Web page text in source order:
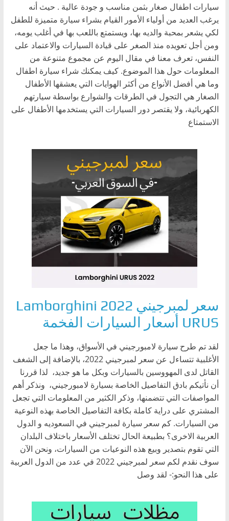
سيارات اطفال صغار بثمن مناسب و جودة عالية . حيث أنه
يرغب العديد من أولياء الأمور القيام بشراء سيارة متميزة للطفل
لكي يشعر بمحبة والديه بها، ويستمتع باللعب بها في أغلب يومه،
ومن أجل تعويده منذ الصغر على قيادة السيارات والاعتماد على
النفس، تعرف معنا في مقال اليوم عن مجموع متنوعة من
المعلومات حول هذا الموضوع. كيف يمكنك شراء سيارة اطفال
وما هي أفضل الأنواع من أكثر الهوايات التي يعشقها الأطفال
الصغار هي التجول في الطرقات والشوارع بواسطة سيارتهم
الكهربائية، ولا يقتصر دور السيارات التي يستخدمها الأطفال على
الاستمتاع
سعر لمبرجيني 2022 Lamborghini
URUS ‏أسعار السيارات الفخمة
لقد تم طرح سيارة لامبورجيني في الأسواق، وهذا ما جعل
الأغلبية تتساءل عن سعر لمبرجيني 2022، بالإضافة إلى الشغف
القاتل لدى المهووسين بالسيارات وبكل ما هو جديد، لذا قررنا
أن نأتيكم بادق التفاصيل الخاصة بسيارة لامبورجيني، ونذكر أهم
المواصفات التي تتضمنها، وذكر الكثير من المعلومات التي تجعل
المشتري على دراية كاملة بكافة التفاصيل الخاصة بهذه النوعية
من السيارات. كم سعر سيارة لمبرجيني في السعوديه و الدول
العربية الاخرى؟ بطبيعة الحال تختلف الأسعار باختلاف البلدان
التي تقوم بتصدير وبيع هذه النوعيات من السيارات، ونحن الآن
سوف نقدم لكم سعر لمبرجيني 2022 في عدد من الدول العربية
على هذا النحو:- لقد وصل